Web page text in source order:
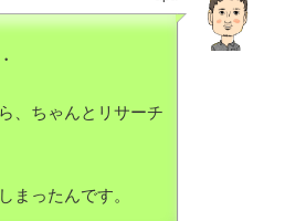
、ちゃんとリサーチ
まったんです。